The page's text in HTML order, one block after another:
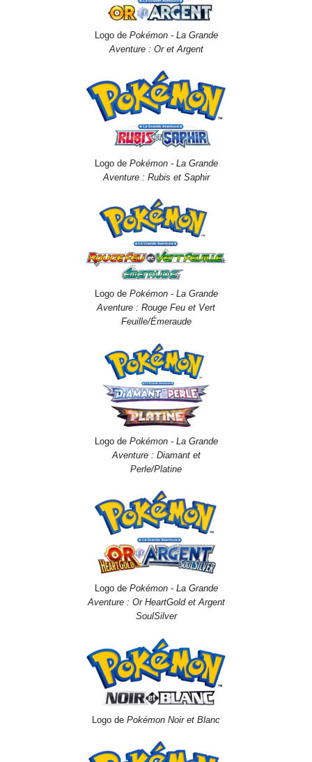
Logo de Pokémon - La Grande
Aventure : Or et Argent
Logo de Pokémon - La Grande
Aventure : Rubis et Saphir
Logo de Pokémon - La Grande
Aventure : Rouge Feu et Vert
Feuille/Émeraude
Logo de Pokémon - La Grande
Aventure : Diamant et
Perle/Platine
Logo de Pokémon - La Grande
Aventure : Or HeartGold et Argent
SoulSilver
Logo de Pokémon Noir et Blanc